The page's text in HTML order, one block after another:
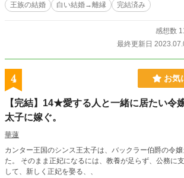
王族の結婚
白い結婚→離縁 完結済み
感想数
最終更新日
4 お気
【完結】14★愛する人と一緒に居たい令
太子に嫁ぐ。
華蓮
カンター王国のシンス王太子は、バックラー伯爵の令
た。 そのまま正妃になるには、教養が足らず、公務に
して、新しく正妃を娶る、、